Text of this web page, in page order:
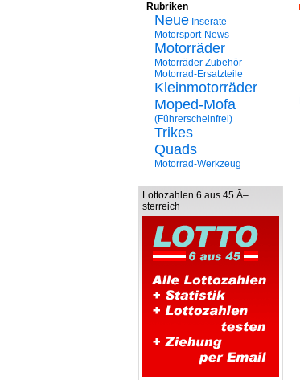
Rubriken
Neue Inserate
Motorsport-News
Motorräder
Motorräder Zubehör
Motorrad-Ersatzteile
Kleinmotorräder
Moped-Mofa
(Führerscheinfrei)
Trikes
Quads
Motorrad-Werkzeug
Lottozahlen 6 aus 45 Ã–
sterreich